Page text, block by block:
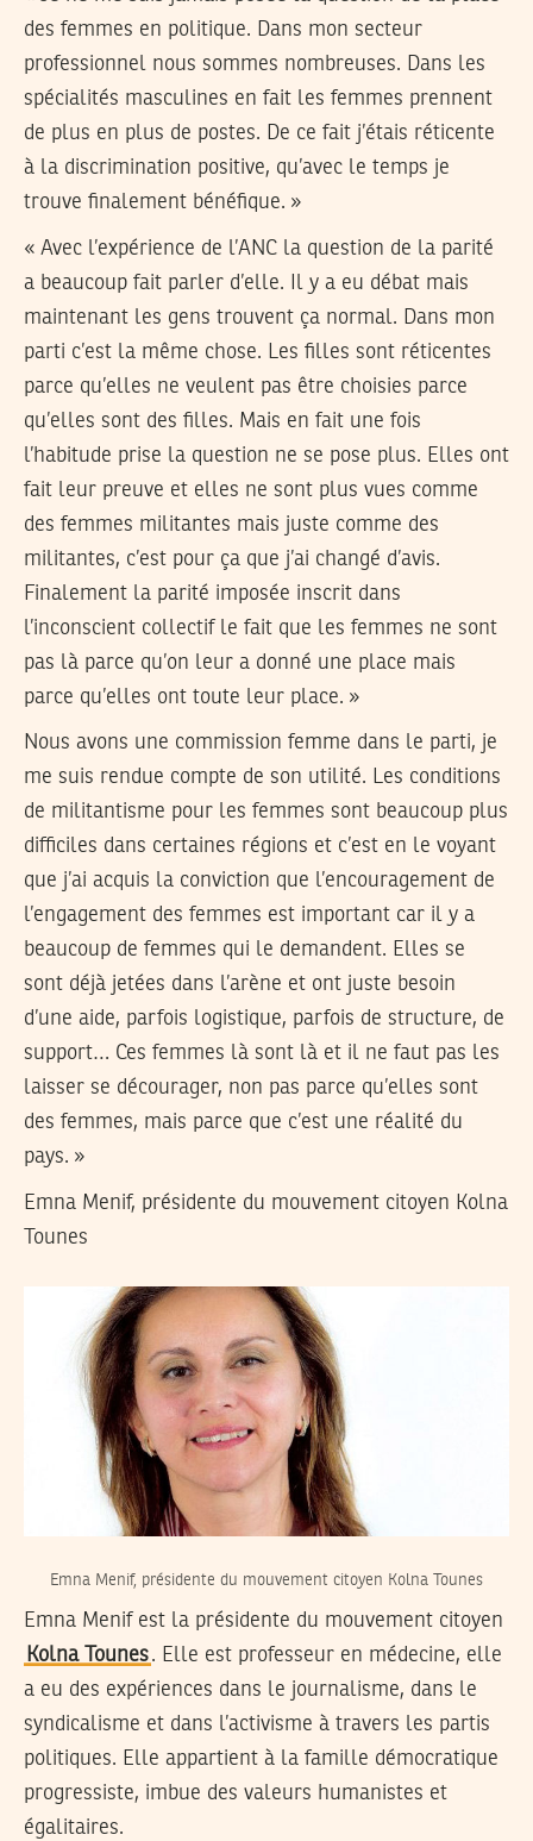
des femmes en politique. Dans mon secteur
professionnel nous sommes nombreuses. Dans les
spécialités masculines en fait les femmes prennent
de plus en plus de postes. De ce fait j’étais réticente
à la discrimination positive, qu’avec le temps je
trouve finalement bénéfique. »
« Avec l’expérience de l’ANC la question de la parité
a beaucoup fait parler d’elle. Il y a eu débat mais
maintenant les gens trouvent ça normal. Dans mon
parti c’est la même chose. Les filles sont réticentes
parce qu’elles ne veulent pas être choisies parce
qu’elles sont des filles. Mais en fait une fois
l’habitude prise la question ne se pose plus. Elles ont
fait leur preuve et elles ne sont plus vues comme
des femmes militantes mais juste comme des
militantes, c’est pour ça que j’ai changé d’avis.
Finalement la parité imposée inscrit dans
l’inconscient collectif le fait que les femmes ne sont
pas là parce qu’on leur a donné une place mais
parce qu’elles ont toute leur place. »
Nous avons une commission femme dans le parti, je
me suis rendue compte de son utilité. Les conditions
de militantisme pour les femmes sont beaucoup plus
difficiles dans certaines régions et c’est en le voyant
que j’ai acquis la conviction que l’encouragement de
l’engagement des femmes est important car il y a
beaucoup de femmes qui le demandent. Elles se
sont déjà jetées dans l’arène et ont juste besoin
d’une aide, parfois logistique, parfois de structure, de
support… Ces femmes là sont là et il ne faut pas les
laisser se décourager, non pas parce qu’elles sont
des femmes, mais parce que c’est une réalité du
pays. »
Emna Menif, présidente du mouvement citoyen Kolna
Tounes
Emna Menif, présidente du mouvement citoyen Kolna Tounes
Emna Menif est la présidente du mouvement citoyen
Kolna Tounes. Elle est professeur en médecine, elle
a eu des expériences dans le journalisme, dans le
syndicalisme et dans l’activisme à travers les partis
politiques. Elle appartient à la famille démocratique
progressiste, imbue des valeurs humanistes et
égalitaires.